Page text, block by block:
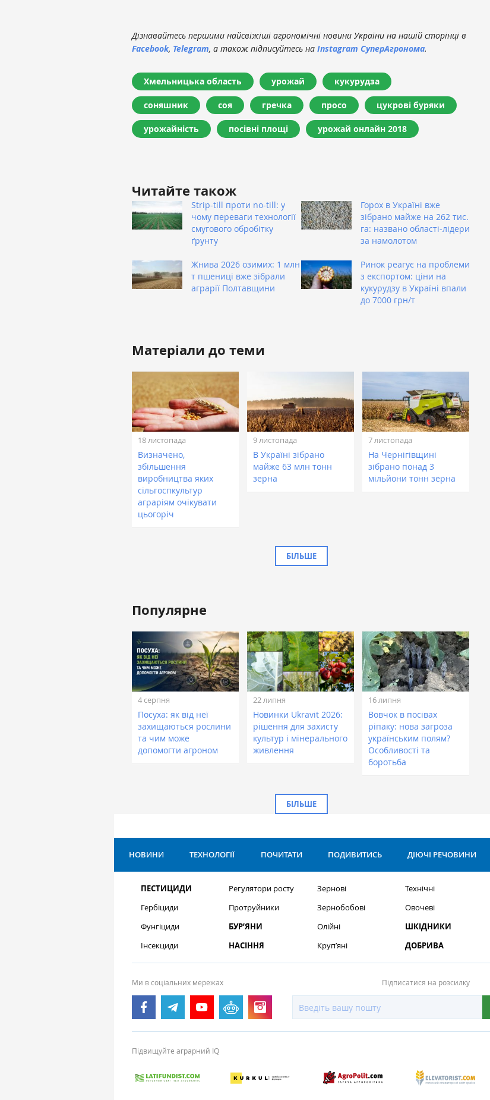
Дізнавайтесь першими найсвіжіші агрономічні новини України на нашій сторінці в
Facebook, Telegram, а також підписуйтесь на Instagram СуперАгронома.
Хмельницька область урожай кукурудза
соняшник соя гречка просо цукрові буряки
урожайність посівні площі урожай онлайн 2018
Читайте також
Strip-till проти no-till: у
чому переваги технології
смугового обробітку
ґрунту
Горох в Україні вже
зібрано майже на 262 тис.
га: названо області-лідери
за намолотом
Жнива 2026 озимих: 1 млн
т пшениці вже зібрали
аграрії Полтавщини
Ринок реагує на проблеми
з експортом: ціни на
кукурудзу в Україні впали
до 7000 грн/т
Матеріали до теми
18 листопада
Визначено,
збільшення
виробництва яких
сільгоспкультур
аграріям очікувати
цьогоріч
9 листопада
В Україні зібрано
майже 63 млн тонн
зерна
7 листопада
На Чернігівщині
зібрано понад 3
мільйони тонн зерна
БІЛЬШЕ
Популярне
4 серпня
Посуха: як від неї
захищаються рослини
та чим може
допомогти агроном
22 липня
Новинки Ukravit 2026:
рішення для захисту
культур і мінерального
живлення
16 липня
Вовчок в посівах
ріпаку: нова загроза
українським полям?
Особливості та
боротьба
БІЛЬШЕ
НОВИНИ ТЕХНОЛОГІЇ ПОЧИТАТИ ПОДИВИТИСЬ ДІЮЧІ РЕЧОВИНИ
ПЕСТИЦИДИ
Гербіциди
Фунгіциди
Інсекциди
Регулятори росту
Протруйники
БУР’ЯНИ
НАСІННЯ
Зернові
Зернобобові
Олійні
Круп’яні
Технічні
Овочеві
ШКІДНИКИ
ДОБРИВА
Ми в соціальних мережах Підписатися на розсилку
Підвищуйте аграрний IQ